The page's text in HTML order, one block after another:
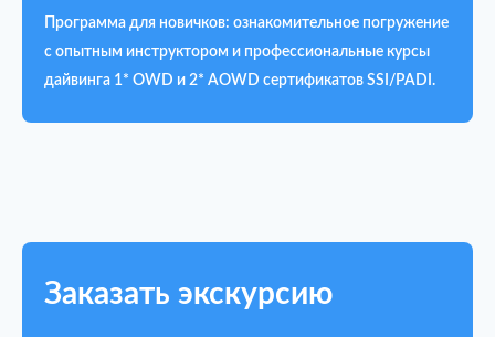
Программа для новичков: ознакомительное погружение
с опытным инструктором и профессиональные курсы
дайвинга 1* OWD и 2* AOWD сертификатов SSI/PADI.
Заказать экскурсию